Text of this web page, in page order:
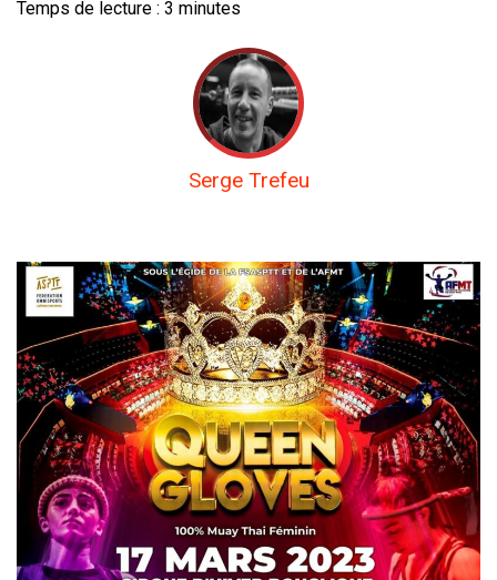
Temps de lecture : 3 minutes
Serge Trefeu